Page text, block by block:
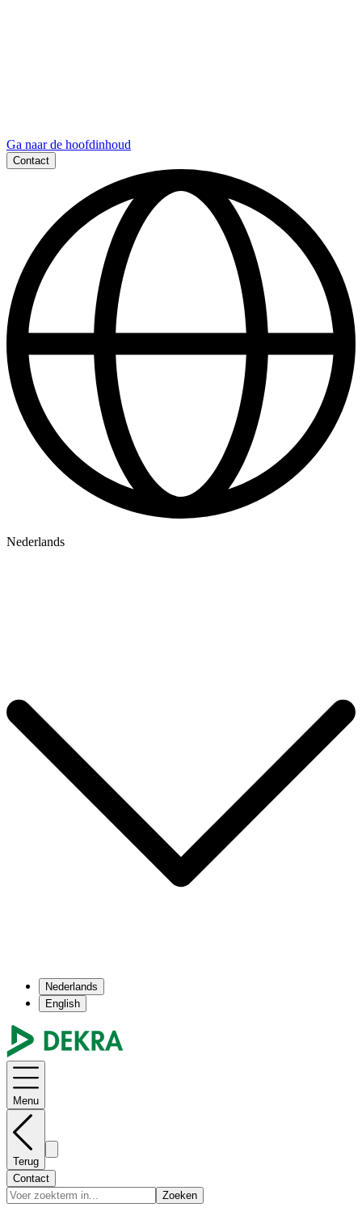
Ga naar de hoofdinhoud
Contact
Nederlands
Nederlands
English
Menu
Terug
Contact
Zoeken